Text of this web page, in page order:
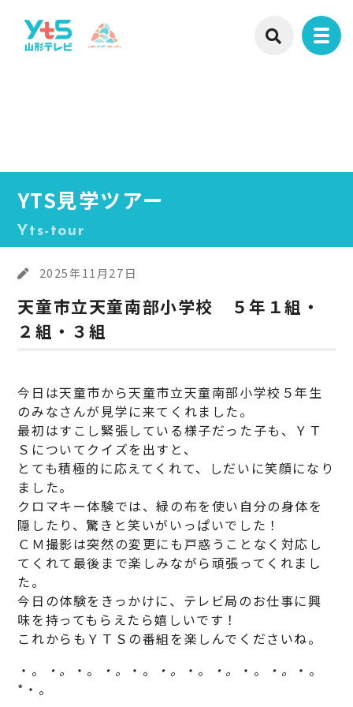
YTS見学ツアー
Yts-tour
2025年11月27日
天童市立天童南部小学校 ５年１組・
２組・３組
今日は天童市から天童市立天童南部小学校５年生
のみなさんが見学に来てくれました。
最初はすこし緊張している様子だった子も、ＹＴ
Ｓについてクイズを出すと、
とても積極的に応えてくれて、しだいに笑顔になり
ました。
クロマキー体験では、緑の布を使い自分の身体を
隠したり、驚きと笑いがいっぱいでした！
ＣＭ撮影は突然の変更にも戸惑うことなく対応し
てくれて最後まで楽しみながら頑張ってくれまし
た。
今日の体験をきっかけに、テレビ局のお仕事に興
味を持ってもらえたら嬉しいです！
これからもＹＴＳの番組を楽しんでくださいね。
・。
・。 ・。 ・。 ・。 ・。 ・。 ・。 ・。 ・。
・。
*・。